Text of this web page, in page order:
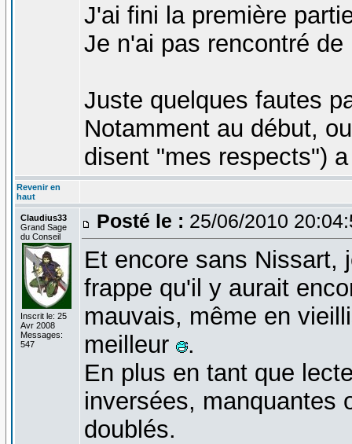
J'ai fini la première
Je n'ai pas rencontré de
Juste quelques fautes
Notamment au début,
disent "mes respects")
Revenir en
haut
Claudius33
Grand Sage
du Conseil
Inscrit le: 25
Avr 2008
Messages:
547
Posté le : 25/06/2010
Et encore sans Nissart,
frappe qu'il y aurait
mauvais, même en
meilleur
.
En plus en tant que
inversées, manquantes
doublés.